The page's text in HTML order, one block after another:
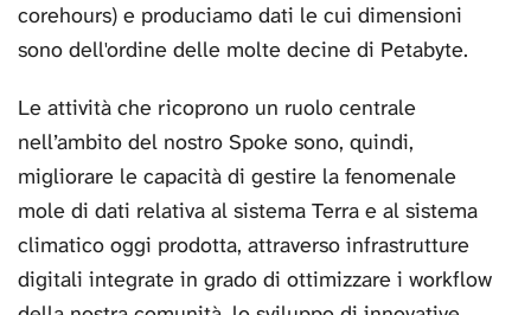
corehours) e produciamo dati le cui dimensioni
sono dell'ordine delle molte decine di Petabyte.
Le attività che ricoprono un ruolo centrale
nell’ambito del nostro Spoke sono, quindi,
migliorare le capacità di gestire la fenomenale
mole di dati relativa al sistema Terra e al sistema
climatico oggi prodotta, attraverso infrastrutture
digitali integrate in grado di ottimizzare i workflow